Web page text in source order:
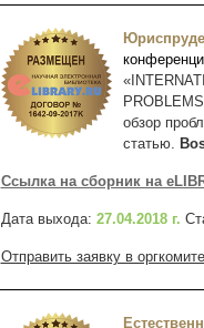
обзор
статью.
Ссылка на сборник на
Дата выхода: 27.04.2018 г.
Отправить заявку в